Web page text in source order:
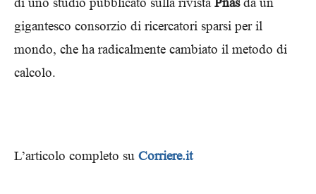
gigantesco consorzio di ricercatori sparsi per il
mondo, che ha radicalmente cambiato il metodo di
calcolo.
L’articolo completo su Corriere.it